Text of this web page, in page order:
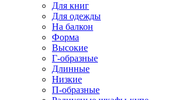
Для книг
Для одежды
На балкон
Форма
Высокие
Г-образные
Длинные
Низкие
П-образные